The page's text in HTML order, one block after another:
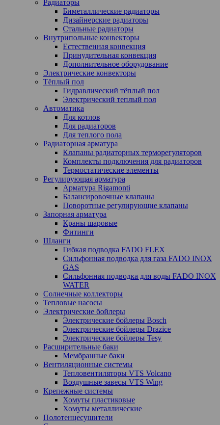
Радиаторы
Биметаллические радиаторы
Дизайнерские радиаторы
Стальные радиаторы
Внутрипольные конвекторы
Естественная конвекция
Принудительная конвекция
Дополнительное оборудование
Электрические конвекторы
Тёплый пол
Гидравлический тёплый пол
Электрический теплый пол
Автоматика
Для котлов
Для радиаторов
Для теплого пола
Радиаторная арматура
Клапаны радиаторных терморегуляторов
Комплекты подключения для радиаторов
Термостатические элементы
Регулирующая арматура
Арматура Rigamonti
Балансировочные клапаны
Поворотные регулирующие клапаны
Запорная арматура
Краны шаровые
Фитинги
Шланги
Гибкая подводка FADO FLEX
Сильфонная подводка для газа FADO INOX
GAS
Сильфонная подводка для воды FADO INOX
WATER
Солнечные коллекторы
Тепловые насосы
Электрические бойлеры
Электрические бойлеры Bosch
Электрические бойлеры Drazice
Электрические бойлеры Tesy
Расширительные баки
Мембранные баки
Вентиляционные системы
Тепловентиляторы VTS Volcano
Воздушные завесы VTS Wing
Крепежные системы
Хомуты пластиковые
Хомуты металлические
Полотенцесушители